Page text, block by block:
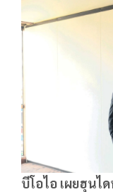
บีโอไอ เผยฮุนไ